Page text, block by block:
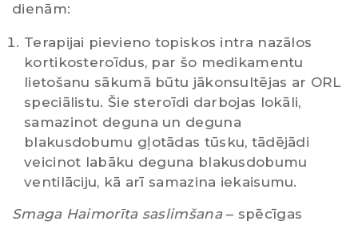
dienām:
Terapijai pievieno topiskos intra nazālos
kortikosteroīdus, par šo medikamentu
lietošanu sākumā būtu jākonsultējas ar ORL
speciālistu. Šie steroīdi darbojas lokāli,
samazinot deguna un deguna
blakusdobumu gļotādas tūsku, tādējādi
veicinot labāku deguna blakusdobumu
ventilāciju, kā arī samazina iekaisumu.
Smaga Haimorīta saslimšana– spēcīgas